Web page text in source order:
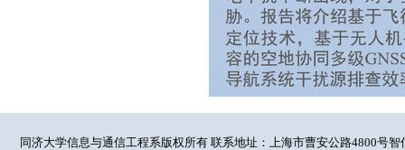
同济大学信息与通信工程系版权所有 联系地址：上海市曹安公路4800号智